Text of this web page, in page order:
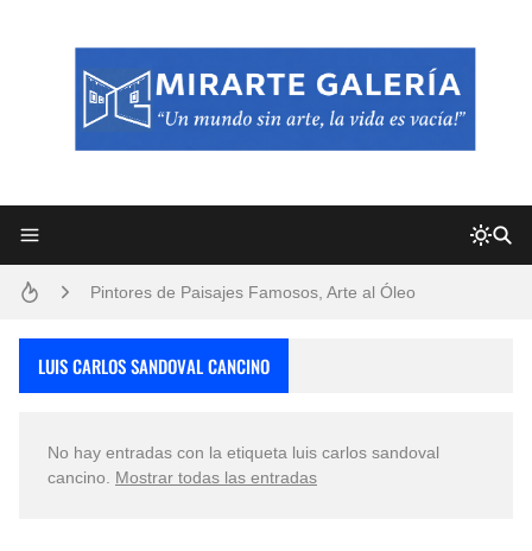
Pintores de Paisajes Famosos, Arte al Óleo
LUIS CARLOS SANDOVAL CANCINO
No hay entradas con la etiqueta luis carlos sandoval
cancino
Mostrar todas las entradas